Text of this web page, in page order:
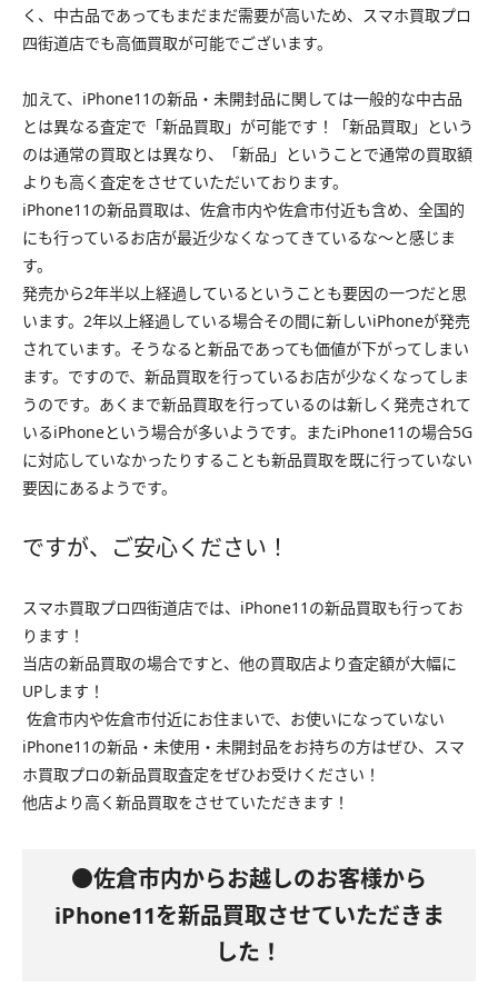
く、中古品であってもまだまだ需要が高いため、スマホ買取プロ
四街道店でも高価買取が可能でございます。
加えて、iPhone11の新品・未開封品に関しては一般的な中古品
とは異なる査定で「新品買取」が可能です！「新品買取」という
のは通常の買取とは異なり、「新品」ということで通常の買取額
よりも高く査定をさせていただいております。
iPhone11の新品買取は、佐倉市内や佐倉市付近も含め、全国的
にも行っているお店が最近少なくなってきているな〜と感じま
す。
発売から2年半以上経過しているということも要因の一つだと思
います。2年以上経過している場合その間に新しいiPhoneが発売
されています。そうなると新品であっても価値が下がってしまい
ます。ですので、新品買取を行っているお店が少なくなってしま
うのです。あくまで新品買取を行っているのは新しく発売されて
いるiPhoneという場合が多いようです。またiPhone11の場合5G
に対応していなかったりすることも新品買取を既に行っていない
要因にあるようです。
ですが、ご安心ください！
スマホ買取プロ四街道店では、iPhone11の新品買取も行ってお
ります！
当店の新品買取の場合ですと、他の買取店より査定額が大幅に
UPします！
佐倉市内や佐倉市付近にお住まいで、お使いになっていない
iPhone11の新品・未使用・未開封品をお持ちの方はぜひ、スマ
ホ買取プロの新品買取査定をぜひお受けください！
他店より高く新品買取をさせていただきます！
●佐倉市内からお越しのお客様から
iPhone11を新品買取させていただきま
した！